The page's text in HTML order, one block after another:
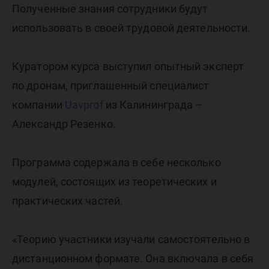
Полученные знания сотрудники будут
использовать в своей трудовой деятельности.
Куратором курса выступил опытный эксперт
по дронам, приглашенный специалист
компании Uavprof из Калининграда –
Александр Резенко.
Программа содержала в себе несколько
модулей, состоящих из теоретических и
практических частей.
«Теорию участники изучали самостоятельно в
дистанционном формате. Она включала в себя